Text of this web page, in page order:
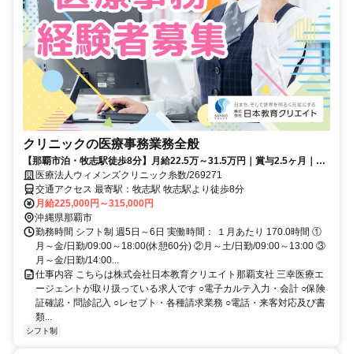
クリニックの医療事務業務全般
【那覇市泊・牧志駅徒歩8分】月給22.5万～31.5万円｜賞与2.5ヶ月｜正
社員｜医療事務｜医療法人ウィメンズクリニック糸数
医療法人ウィメンズクリニック糸数/269271
交通アクセス 最寄駅：牧志駅 牧志駅より徒歩8分
月給225,000円～315,000円
沖縄県那覇市
勤務時間 シフト制 週5日～6日 実働時間： １月あたり 170.0時間 ①
月～金/日勤/09:00～18:00(休憩60分) ②月～土/日勤/09:00～13:00 ③
月～金/日勤/14:00...
仕事内容 こちらは株式会社日本教育クリエイト那覇支社 三幸医療エ
ージェントが取り扱っている求人です ○電子カルテ入力・会計 ○保険
証確認・問診記入 ○レセプト・各種請求業務 ○電話・来客対応及び書
類...
シフト制